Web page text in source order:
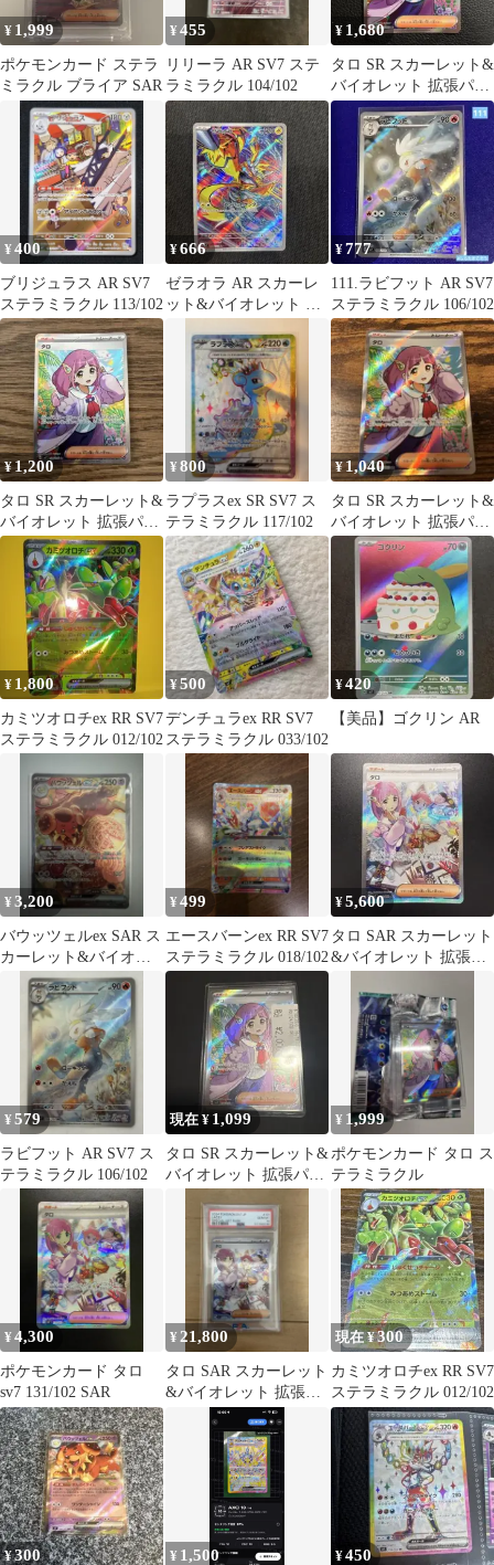
¥ 1,999
ポケモンカード ステラ
ミラクル ブライア SAR
¥455
リリーラ AR SV7 ステ
ラミラクル 104/102
¥ 1,680
タロ SR スカーレット&
バイオレット 拡張パッ
ク ステラミラクル
124/1…
¥400
ブリジュラス AR SV7
ステラミラクル 113/102
¥666
ゼラオラ AR スカーレ
ット&バイオレット 拡
ル キラ …
¥777
111.ラビフット AR SV7
ステラミラクル 106/102
¥1,200
タロ SR スカーレット&
バイオレット 拡張パッ
ク ステラミラクル キラ
12…
¥800
ラプラスex SR SV7 ス
テラミラクル 117/102
¥1,040
タロ SR スカーレット&
バイオレット 拡張パッ
ク ステラミラクル キラ
12…
¥ 1,800
カミツオロチex RR SV7
ステラミラクル 012/102
¥500
デンチュラex RR SV7
ステラミラクル 033/102
¥420
【美品】ゴクリン AR
¥3,200
バウッツェルex SAR ス
カーレット&バイオレ
ット 拡張パック ステラ
ミラク…
¥499
エースバーンex RR SV7
ステラミラクル 018/102
¥5,600
タロ SAR スカーレット
&バイオレット 拡張パ
¥579
ラビフット AR SV7 ス
テラミラクル 106/102
現在 ¥ 1,099
タロ SR スカーレット&
バイオレット 拡張パッ
¥ 1,999
ポケモンカード タロ ス
テラミラクル
¥4,300
ポケモンカード タロ
sv7 131/102 SAR
¥21,800
タロ SAR スカーレット
&バイオレット 拡張パ
ック ステラミラクル
現在 ¥300
カミツオロチex RR SV7
ステラミラクル 012/102
¥300 ¥ 1,500 ¥450